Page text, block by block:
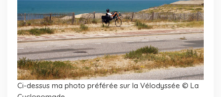
Ci-dessus ma photo préférée sur la Vélodyssée © La